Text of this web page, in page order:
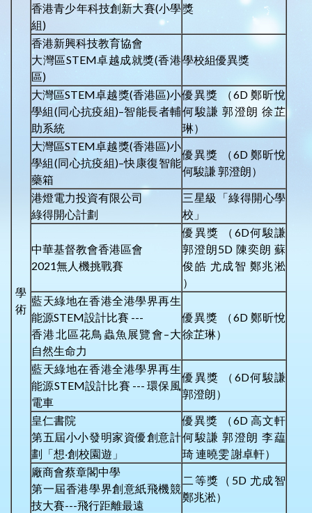
學
術
香港青少年科技創新大賽(小學
組)
獎
香港新興科技教育協會
大灣區STEM卓越成就獎(香港
區)
學校組優異獎
大灣區STEM卓越獎(香港區)小
學組(同心抗疫組)–智能長者輔
助系統
優異獎 （6D 鄭昕悅
何駿謙 郭澄朗 徐芷
琳）
大灣區STEM卓越獎(香港區)小
學組(同心抗疫組)–快康復智能
藥箱
優異獎 （6D 鄭昕悅
何駿謙 郭澄朗）
港燈電力投資有限公司
綠得開心計劃
三星級「綠得開心學
校」
中華基督教會香港區會
2021無人機挑戰賽
優異獎 （6D何駿謙
郭澄朗5D 陳奕朗 蘇
俊皓 尤成智 鄭兆淞
）
藍天綠地在香港全港學界再生
能源STEM設計比賽 ---
香港北區花鳥蟲魚展覽會–大
自然生命力
優異獎 （6D 鄭昕悅
徐芷琳）
藍天綠地在香港全港學界再生
能源STEM設計比賽 --- 環保風
電車
優異獎 （6D何駿謙
郭澄朗）
皇仁書院
第五屆小小發明家資優創意計
劃「想‧創校園遊」
優異獎 （6D 高文軒
何駿謙 郭澄朗 李藴
琦 連曉雯 謝卓軒）
廠商會蔡章閣中學
第一屆香港學界創意紙飛機競
技大賽---飛行距離最遠
二等獎（5D 尤成智
鄭兆淞）